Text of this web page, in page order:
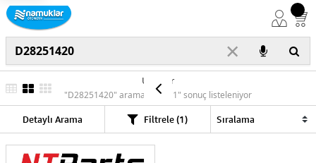
×
Ürünler
"D28251420" araması için "1" sonuç listeleniyor
Detaylı Arama Filtrele (1)